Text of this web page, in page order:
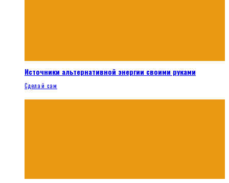
Источники альтернативной энергии своими руками
Сделай сам